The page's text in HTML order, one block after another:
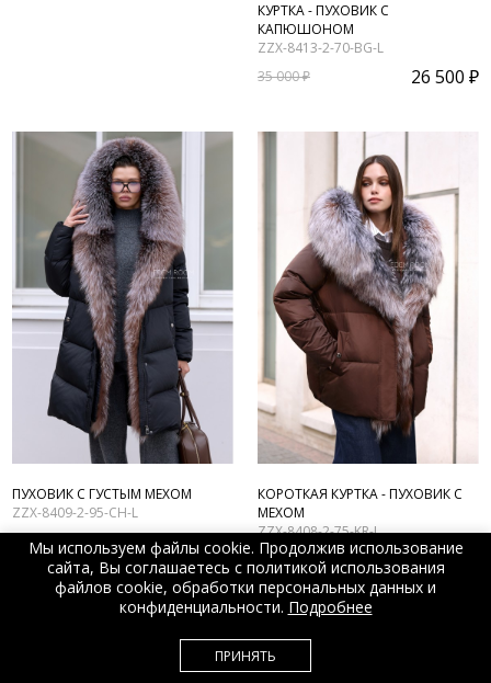
КУРТКА - ПУХОВИК С
КАПЮШОНОМ
ZZX-8413-2-70-BG-L
35 000 ₽
26 500 ₽
ПУХОВИК С ГУСТЫМ МЕХОМ
ZZX-8409-2-95-CH-L
37 500 ₽
28 500 ₽
КОРОТКАЯ КУРТКА - ПУХОВИК С
МЕХОМ
ZZX-8408-2-75-KR-L
33 000 ₽
25 500 ₽
Мы используем файлы cookie. Продолжив использование
сайта, Вы соглашаетесь с политикой использования
файлов cookie, обработки персональных данных и
конфиденциальности. Подробнее
ПРИНЯТЬ